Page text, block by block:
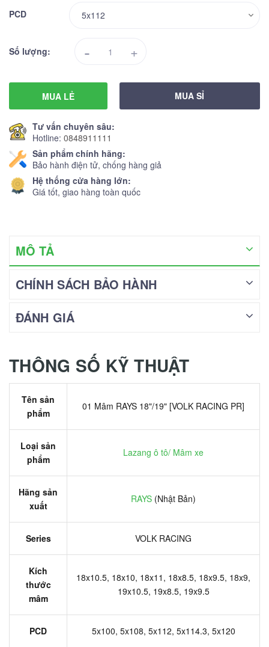
PCD
Số lượng: - +
MUA LẺ MUA SỈ
Tư vấn chuyên sâu:
Hotline: 0848911111
Sản phẩm chính hãng:
Bảo hành điện tử, chống hàng giả
Hệ thống cửa hàng lớn:
Giá tốt, giao hàng toàn quốc
MÔ TẢ
CHÍNH SÁCH BẢO HÀNH
ĐÁNH GIÁ
THÔNG SỐ KỸ THUẬT
Tên sản
phẩm
01 Mâm RAYS 18"/19" [VOLK RACING PR]
Loại sản
phẩm
Lazang ô tô/ Mâm xe
Hãng sản
xuất
RAYS (Nhật Bản)
Series VOLK RACING
Kích
thước
mâm
18x10.5, 18x10, 18x11, 18x8.5, 18x9.5, 18x9,
19x10.5, 19x8.5, 19x9.5
PCD 5x100, 5x108, 5x112, 5x114.3, 5x120